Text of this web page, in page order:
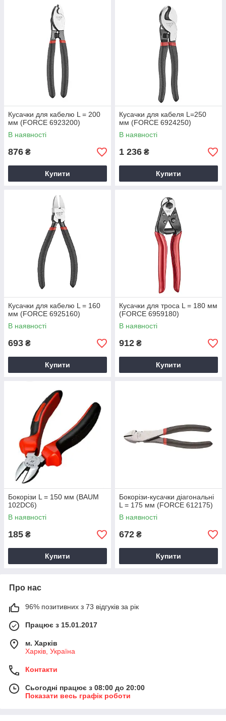
Кусачки для кабелю L = 200
мм (FORCE 6923200)
В наявності
876 ₴
Купити
Кусачки для кабеля L=250
мм (FORCE 6924250)
В наявності
1 236 ₴
Купити
Кусачки для кабелю L = 160
мм (FORCE 6925160)
В наявності
693 ₴
Купити
Кусачки для троса L = 180 мм
(FORCE 6959180)
В наявності
912 ₴
Купити
Бокорізи L = 150 мм (BAUM
102DC6)
В наявності
185 ₴
Купити
Бокорізи-кусачки діагональні
L = 175 мм (FORCE 612175)
В наявності
672 ₴
Купити
Про нас
96% позитивних з 73 відгуків за рік
Працює з 15.01.2017
м. Харків
Харків, Україна
Контакти
Сьогодні працює з 08:00 до 20:00
Показати весь графік роботи